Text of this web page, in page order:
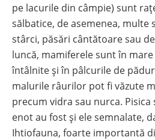
pe lacurile din câmpie) sunt
sălbatice, de asemenea, multe
stârci, păsări cântătoare sau
luncă, mamiferele sunt în
întâlnite și în pâlcurile de
malurile râurilor pot fi văzute
precum vidra sau nurca. Pisica
enot au fost și ele semnalate,
Ihtiofauna, foarte importantă